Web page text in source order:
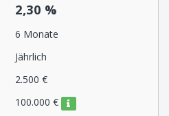
2,30 %
6 Monate
Jährlich
2.500 €
100.000 €